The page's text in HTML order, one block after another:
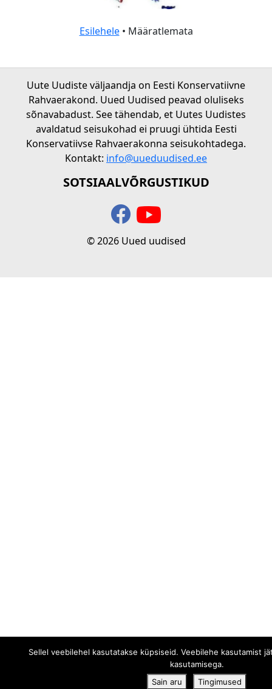
Esilehele• Määratlemata
Uute Uudiste väljaandja on Eesti Konservatiivne
Rahvaerakond. Uued Uudised peavad oluliseks
sõnavabadust. See tähendab, et Uutes Uudistes
avaldatud seisukohad ei pruugi ühtida Eesti
Konservatiivse Rahvaerakonna seisukohtadega.
Kontakt: info@uueduudised.ee
SOTSIAALVÕRGUSTIKUD
© 2026 Uued uudised
Sellel veebilehel kasutatakse küpsiseid. Veebilehe kasutamist
kasutamisega.
Sain aru
Tingimused